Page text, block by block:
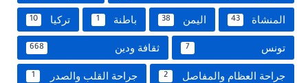
المنشاة 43 اليمن 38 باطنة 1 تركيا 10
تونس 7 ثقافة ودين 668
جراحة العظام والمفاصل 2 جراحة القلب والصدر 1